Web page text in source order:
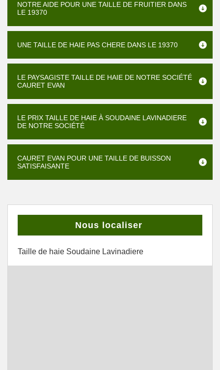
NOTRE AIDE POUR UNE TAILLE DE FRUITIER DANS
LE 19370
UNE TAILLE DE HAIE PAS CHERE DANS LE 19370
LE PAYSAGISTE TAILLE DE HAIE DE NOTRE SOCIÉTÉ
CAURET EVAN
LE PRIX TAILLE DE HAIE À SOUDAINE LAVINADIERE
DE NOTRE SOCIÉTÉ
CAURET EVAN POUR UNE TAILLE DE BUISSON
SATISFAISANTE
Nous localiser
Taille de haie Soudaine Lavinadiere